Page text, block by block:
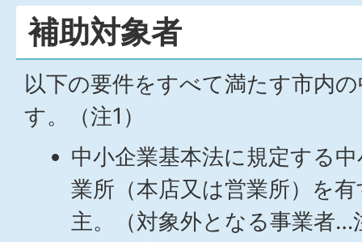
補助対象者
以下の要件をすべて満たす市内
す。（注1）
中小企業基本法に規定する
業所（本店又は営業所）を
主。（対象外となる事業者…